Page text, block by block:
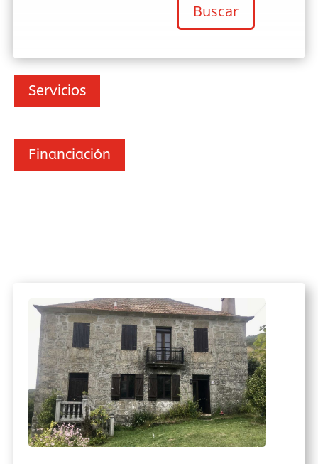
Buscar
Servicios
Financiación